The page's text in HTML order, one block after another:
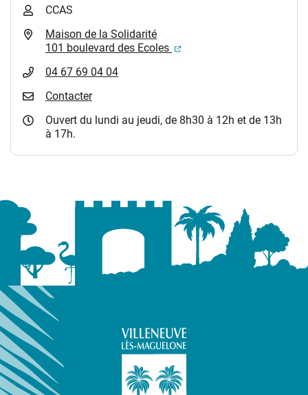
CCAS
Maison de la Solidarité
101 boulevard des Ecoles
(ouverture dans un
04 67 69 04 04
Contacter
Ouvert du lundi au jeudi, de 8h30 à 12h et de 13h
à 17h.